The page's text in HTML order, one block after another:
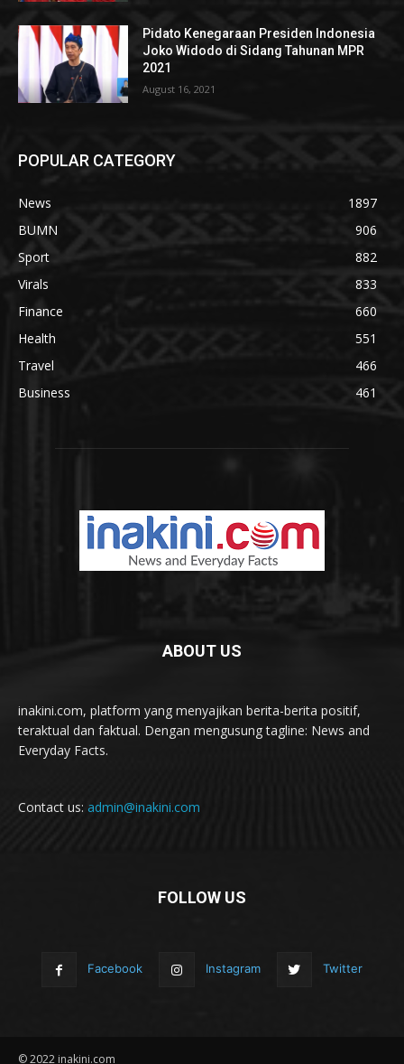
Pidato Kenegaraan Presiden Indonesia
Joko Widodo di Sidang Tahunan MPR
2021
August 16, 2021
POPULAR CATEGORY
News
1897
BUMN
906
Sport
882
Virals
833
Finance
660
Health
551
Travel
466
Business
461
ABOUT US
inakini.com, platform yang menyajikan berita-berita positif,
teraktual dan faktual. Dengan mengusung tagline: News and
Everyday Facts.
Contact us: admin@inakini.com
FOLLOW US
Facebook Instagram Twitter
© 2022 inakini.com